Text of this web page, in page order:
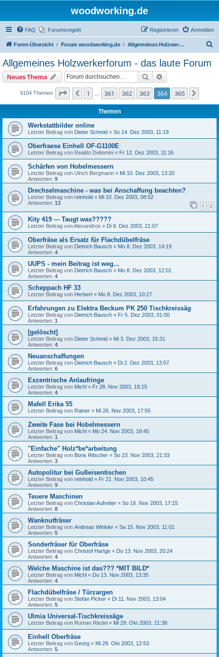
woodworking.de
FAQ Forumsregeln Anmelden
Registrieren
Foren-Übersicht Forum woodworking.de Allgemeines Holzwerkerforum - das laute Forum
Allgemeines Holzwerkerforum - das laute Forum
Neues Thema Suche
9104 Themen Seite 364 von365
Vorherige
1 361 362 363 364 365
Themen
Werkstattbilder online
Letzter Beitrag von Dieter Schmid « So 14. Dez 2003, 11:19
Oberfraese Einhell OF-G1100E
Letzter Beitrag von Realdo Deliomini « Fr 12. Dez 2003, 11:16
Schärfen von Hobelmessern
Letzter Beitrag von Ulrich Bergmann « Mi 10. Dez 2003, 13:20
Antworten: 9
Drechselmaschine - was bei Anschaffung beachten?
Letzter Beitrag von reinhold « Mi 10. Dez 2003, 08:52
Antworten: 13 1 2
Kity 419 --- Taugt was?????
Letzter Beitrag vonAlexandros « Di 9. Dez 2003, 21:07
Oberfräse als Ersatz für Flachdübelfräse
Letzter Beitrag von Dietrich Bausch « Mo 8. Dez 2003, 14:19
Antworten: 4
UUPS - mein Beitrag ist weg...
Letzter Beitrag von Dietrich Bausch « Mo 8. Dez 2003, 12:01
Antworten: 4
Scheppach HF 33
Letzter Beitrag von Herbert « Mo 8. Dez 2003, 10:27
Erfahrungen zu Elektra Beckum PK 250 Tischkreissäg
Letzter Beitrag von Dietrich Bausch « Fr 5. Dez 2003, 01:00
Antworten: 1
[gelöscht]
Letzter Beitrag von Dieter Schmid « Mi 3. Dez 2003, 15:31
Antworten: 4
Neuanschaffungen
Letzter Beitrag von Dietrich Bausch « Di 2. Dez 2003, 13:57
Antworten: 6
Exzentrische Anlaufringe
Letzter Beitrag von Michl « Fr 28. Nov 2003, 19:15
Antworten: 4
Mafell Erika 55
Letzter Beitrag von Rainer « Mi 26. Nov 2003, 17:55
Zweite Fase bei Hobelmessern
Letzter Beitrag von Michl « Mo 24. Nov 2003, 18:45
Antworten: 1
"Einfache" Holz*be*arbeitung
Letzter Beitrag von Boris Ritscher « So 23. Nov 2003, 21:33
Antworten: 3
Autopolitur bei Gußeisentischen
Letzter Beitrag von reinhold « Fr 21. Nov 2003, 10:45
Antworten: 9
Teuere Maschinen
Letzter Beitrag von Christian Aufreiter « So 16. Nov 2003, 17:15
Antworten: 8
Wanknutfräser
Letzter Beitrag von Andreas Winkler « Sa 15. Nov 2003, 11:01
Antworten: 5
Sonderfräser für Oberfräse
Letzter Beitrag von Christof Hartge « Do 13. Nov 2003, 20:24
Antworten: 4
Welche Maschine ist das??? *MIT BILD*
Letzter Beitrag von Michl « Do 13. Nov 2003, 13:35
Antworten: 4
Flachdübelfräse / Türzargen
Letzter Beitrag von Stefan Picker « Di 11. Nov 2003, 13:04
Antworten: 5
Ulmia Universal-Tischkreissäge
Letzter Beitrag von Roman Riedel « Mi 29. Okt 2003, 21:38
Einhell Oberfräse
Letzter Beitrag von Georg « Mi 29. Okt 2003, 12:53
Antworten: 5